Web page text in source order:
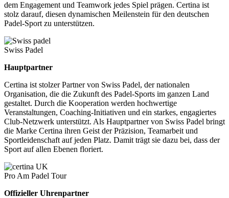
dem Engagement und Teamwork jedes Spiel prägen. Certina ist
stolz darauf, diesen dynamischen Meilenstein für den deutschen
Padel-Sport zu unterstützen.
Swiss Padel
Hauptpartner
Certina ist stolzer Partner von Swiss Padel, der nationalen
Organisation, die die Zukunft des Padel-Sports im ganzen Land
gestaltet. Durch die Kooperation werden hochwertige
Veranstaltungen, Coaching-Initiativen und ein starkes, engagiertes
Club-Netzwerk unterstützt. Als Hauptpartner von Swiss Padel bringt
die Marke Certina ihren Geist der Präzision, Teamarbeit und
Sportleidenschaft auf jeden Platz. Damit trägt sie dazu bei, dass der
Sport auf allen Ebenen floriert.
Pro Am Padel Tour
Offizieller Uhrenpartner